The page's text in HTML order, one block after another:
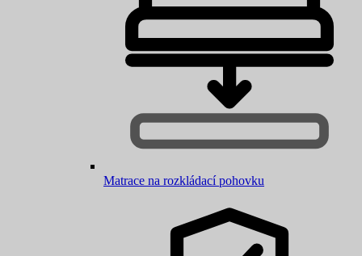
Matrace na rozkládací pohovku